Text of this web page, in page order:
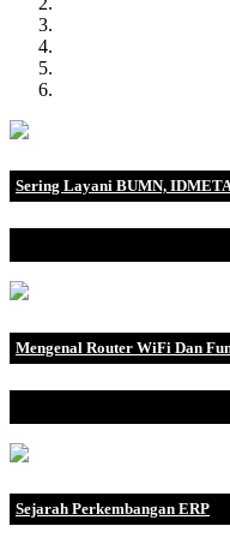
Sering Layani BUMN,
Mengenal Router WiFi Dan
Sejarah Perkembangan ERP